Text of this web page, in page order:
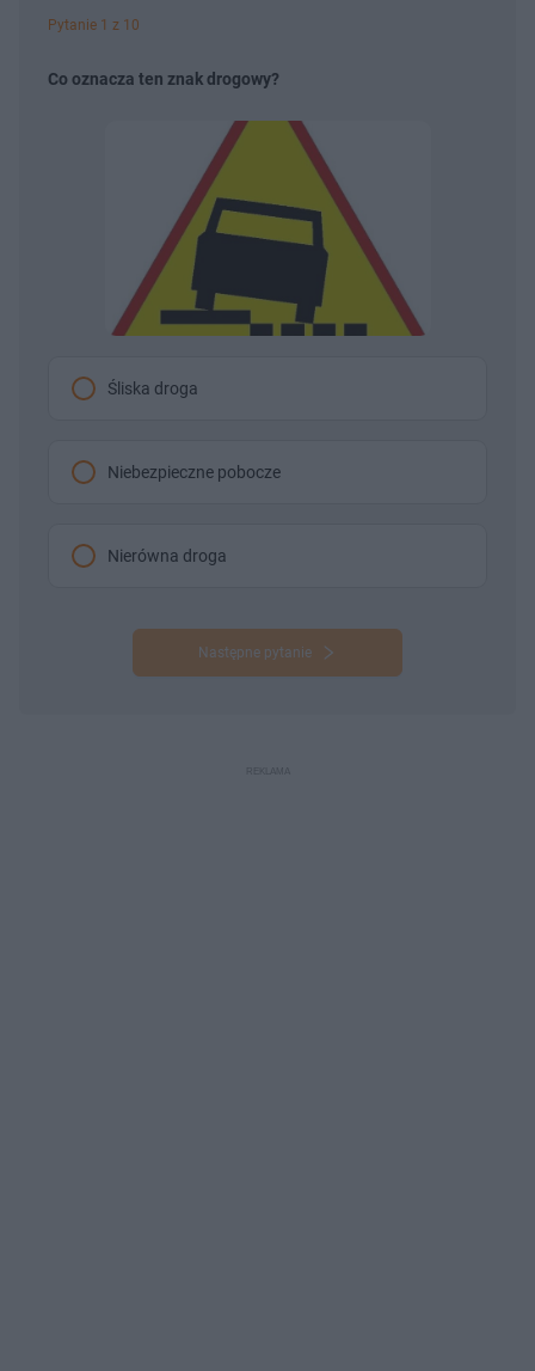
Pytanie 1 z 10
Co oznacza ten znak drogowy?
Śliska droga
Niebezpieczne pobocze
Nierówna droga
Następne pytanie